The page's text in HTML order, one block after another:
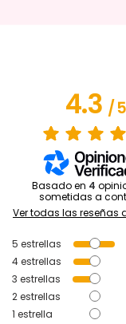
4.3/5
Basado en 4
sometidas a
Ver todas las reseñas
5 estrellas
4estrellas
3 estrellas
2estrellas
1 estrella